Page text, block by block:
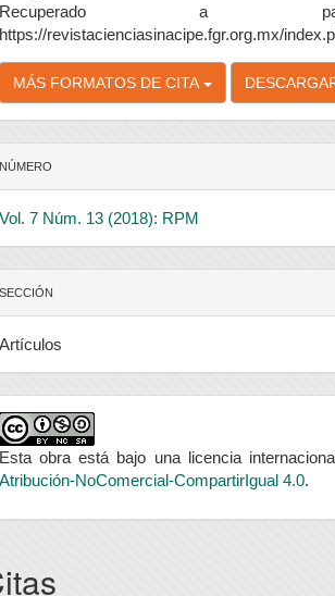
Recuperado a
https://revistacienciasinacipe.fgr.org.mx/
MÁS FORMATOS DE CITA
NÚMERO
Vol. 7 Núm. 13 (2018): RPM
SECCIÓN
Artículos
Esta obra está bajo una licencia
Atribución-NoComercial-CompartirIgual 4.0.